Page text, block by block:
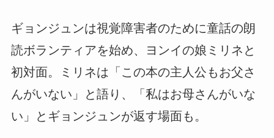
ギョンジュンは視覚障害者のために童話の朗
読ボランティアを始め、ヨンイの娘ミリネと
初対面。ミリネは「この本の主人公もお父さ
んがいない」と語り、「私はお母さんがいな
い」とギョンジュンが返す場面も。